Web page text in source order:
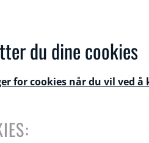
du dine cookies
for cookies når du vil ved å